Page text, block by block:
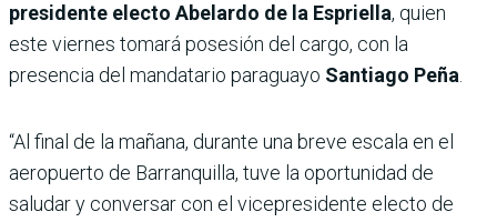
presidente electo Abelardo de la Espriella, quien
este viernes tomará posesión del cargo, con la
presencia del mandatario paraguayo Santiago Peña.
“Al final de la mañana, durante una breve escala en el
aeropuerto de Barranquilla, tuve la oportunidad de
saludar y conversar con el vicepresidente electo de